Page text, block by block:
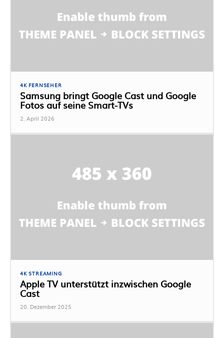
4K FERNSEHER
Samsung bringt Google Cast und Google
Fotos auf seine Smart-TVs
2. April 2026
4K STREAMING
Apple TV unterstützt inzwischen Google
Cast
20. Dezember 2025